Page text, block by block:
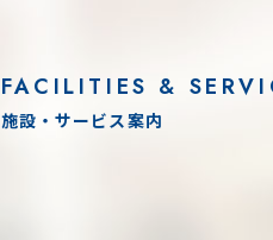
FACILITIES &
施設・サービス案内